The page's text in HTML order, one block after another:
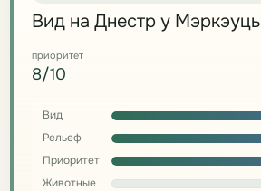
Вид на Днестр у Мэркэуць
приоритет
8/10
Вид
Рельеф
Приоритет
Животные